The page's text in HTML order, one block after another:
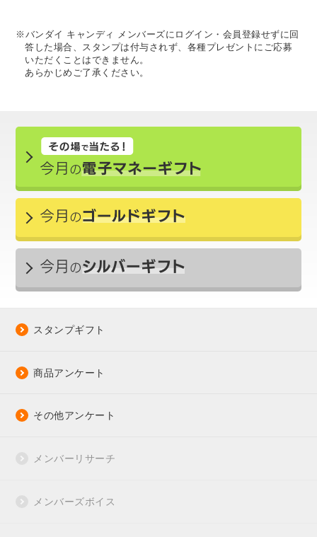
※バンダイ キャンディ メンバーズにログイン・会員登録せずに回
答した場合、スタンプは付与されず、各種プレゼントにご応募
いただくことはできません。
あらかじめご了承ください。
スタンプギフト
商品アンケート
その他アンケート
メンバーリサーチ
メンバーズボイス